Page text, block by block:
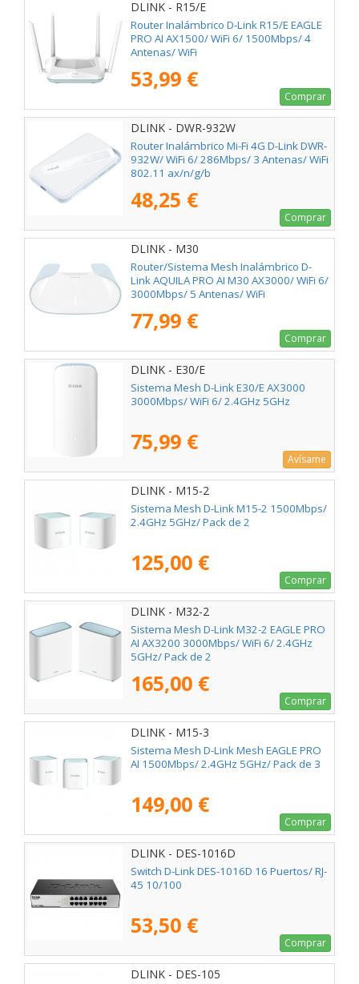
DLINK - R15/E
Router Inalámbrico D-Link R15/E EAGLE
PRO AI AX1500/ WiFi 6/ 1500Mbps/ 4
Antenas/ WiFi
53,99 €
Comprar
DLINK - DWR-932W
Router Inalámbrico Mi-Fi 4G D-Link DWR-
932W/ WiFi 6/ 286Mbps/ 3 Antenas/ WiFi
802.11 ax/n/g/b
48,25 €
Comprar
DLINK - M30
Router/Sistema Mesh Inalámbrico D-
Link AQUILA PRO AI M30 AX3000/ WiFi 6/
3000Mbps/ 5 Antenas/ WiFi
77,99 €
Comprar
DLINK - E30/E
Sistema Mesh D-Link E30/E AX3000
3000Mbps/ WiFi 6/ 2.4GHz 5GHz
75,99 €
Avísame
DLINK - M15-2
Sistema Mesh D-Link M15-2 1500Mbps/
2.4GHz 5GHz/ Pack de 2
125,00 €
Comprar
DLINK - M32-2
Sistema Mesh D-Link M32-2 EAGLE PRO
AI AX3200 3000Mbps/ WiFi 6/ 2.4GHz
5GHz/ Pack de 2
165,00 €
Comprar
DLINK - M15-3
Sistema Mesh D-Link Mesh EAGLE PRO
AI 1500Mbps/ 2.4GHz 5GHz/ Pack de 3
149,00 €
Comprar
DLINK - DES-1016D
Switch D-Link DES-1016D 16 Puertos/ RJ-
45 10/100
53,50 €
Comprar
DLINK - DES-105